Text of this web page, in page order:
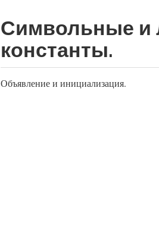
Символьные и
константы.
Объявление и инициализация.